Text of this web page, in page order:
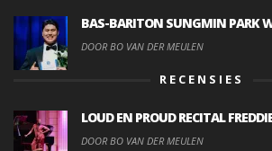
BAS-BARITON SUNGMIN PARK
DOOR BO VAN DER MEULEN
RECENSIES
LOUD EN PROUD RECITAL
DOOR BO VAN DER MEULEN